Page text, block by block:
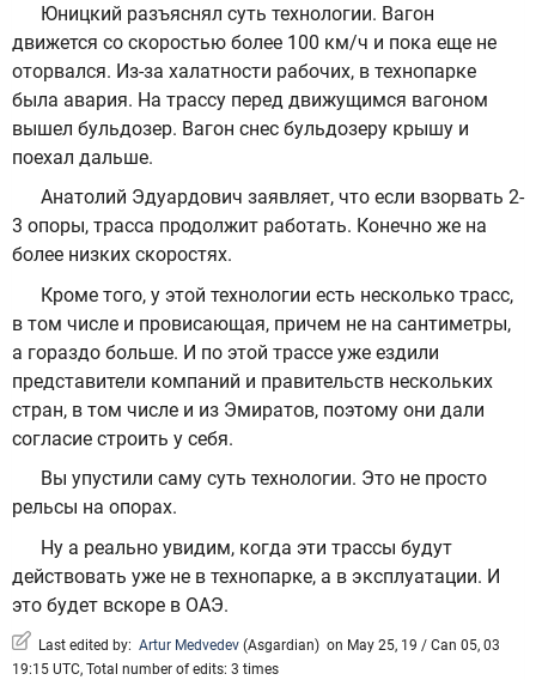
Юницкий разъяснял суть технологии. Вагон
движется со скоростью более 100 км/ч и пока еще не
оторвался. Из-за халатности рабочих, в технопарке
была авария. На трассу перед движущимся вагоном
вышел бульдозер. Вагон снес бульдозеру крышу и
поехал дальше.
Анатолий Эдуардович заявляет, что если взорвать 2-
3 опоры, трасса продолжит работать. Конечно же на
более низких скоростях.
Кроме того, у этой технологии есть несколько трасс,
в том числе и провисающая, причем не на сантиметры,
а гораздо больше. И по этой трассе уже ездили
представители компаний и правительств нескольких
стран, в том числе и из Эмиратов, поэтому они дали
согласие строить у себя.
Вы упустили саму суть технологии. Это не просто
рельсы на опорах.
Ну а реально увидим, когда эти трассы будут
действовать уже не в технопарке, а в эксплуатации. И
это будет вскоре в ОАЭ.
Last edited by: Artur Medvedev (Asgardian) on May 25, 19 / Can 05, 03
19:15 UTC, Total number of edits: 3 times